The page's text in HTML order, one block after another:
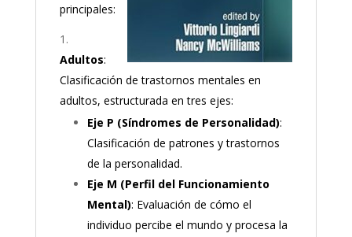
principales:
Adultos:
Clasificación de trastornos mentales en
adultos, estructurada en tres ejes:
Eje P (Síndromes de Personalidad):
Clasificación de patrones y trastornos
de la personalidad.
Eje M (Perfil del Funcionamiento
Mental): Evaluación de cómo el
individuo percibe el mundo y procesa la